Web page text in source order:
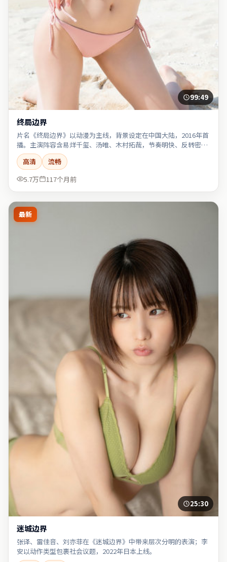
99:49
终局边界
片名《终局边界》以动漫为主线，背景设定在中国大陆，2016年首
播。主演阵容含易烊千玺、汤唯、木村拓哉，节奏明快、反转密
集。
高清
流畅
5.7万
117个月前
最新
25:30
迷城边界
张译、雷佳音、刘亦菲在《迷城边界》中带来层次分明的表演；李
安以动作类型包裹社会议题，2022年日本上线。